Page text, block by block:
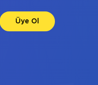
Üye Ol